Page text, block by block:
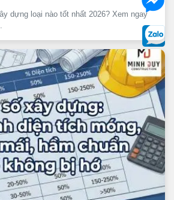
dựng loại nào tốt nhất 2026? Xem ngay